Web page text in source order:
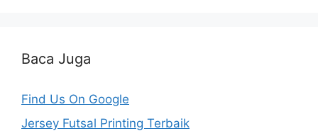
Baca Juga
Find Us On Google
Jersey Futsal Printing Terbaik